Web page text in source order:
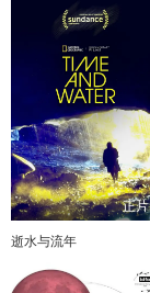
正片
逝水与流年